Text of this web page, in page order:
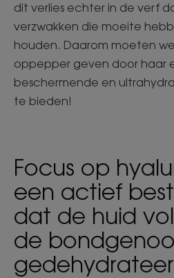
dit verlies echter in de verf
verzwakken die moeite
houden. Daarom moeten
oppepper geven door haar
beschermende en
te bieden!
Focus op
een actief
dat de huid
de